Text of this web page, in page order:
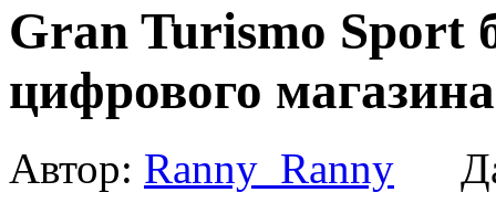
Gran Turismo Sport
цифрового
Автор: Ranny_Ranny